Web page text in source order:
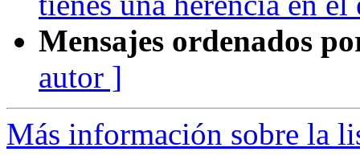
Mensajes ordenados
autor ]
Más información sobre la